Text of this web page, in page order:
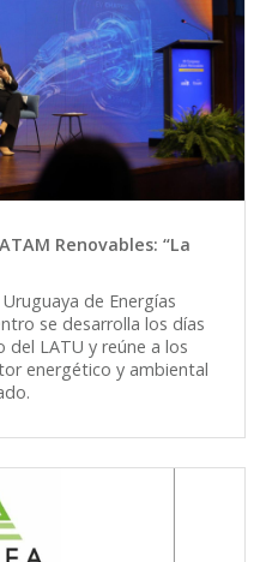
Renovables: “La
de Energías
se desarrolla los días
del LATU y reúne a los
energético y ambiental